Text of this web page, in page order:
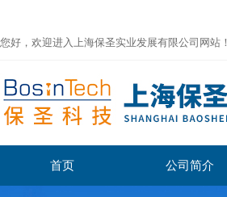
您好，欢迎进入上海保圣实业发展有限公司网站！
首页 公司简介